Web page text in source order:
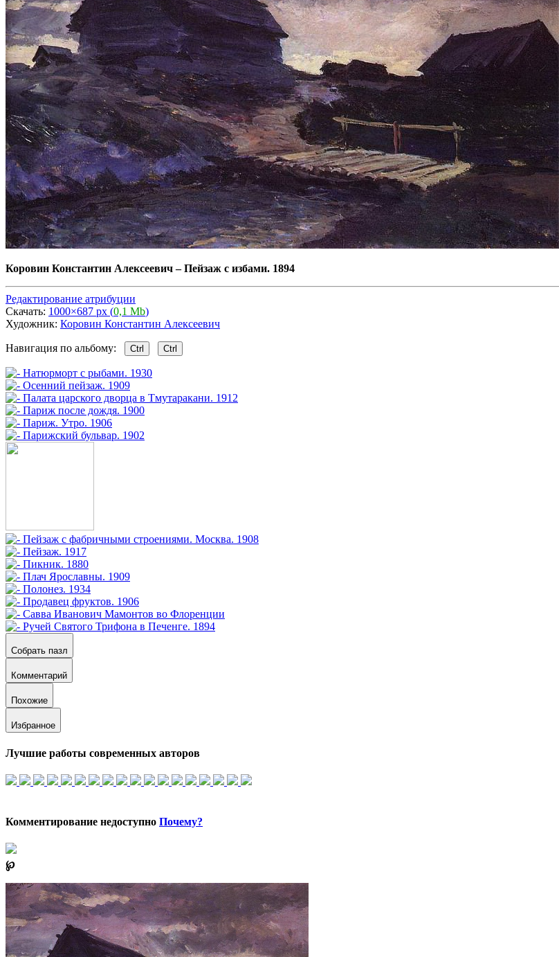
Коровин Константин Алексеевич–Пейзаж с избами. 1894
Редактирование атрибуции
Скачать: 1000×687 px (0,1 Mb)
Художник: Коровин Константин Алексеевич
Навигация по альбому: Ctrl Ctrl
Собрать пазл
Комментарий
Похожие
Избранное
Лучшие работы современных авторов
Комментирование недоступно Почему?
℘